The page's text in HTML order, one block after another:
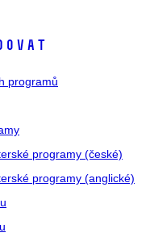
programů
programy (české)
programy (anglické)